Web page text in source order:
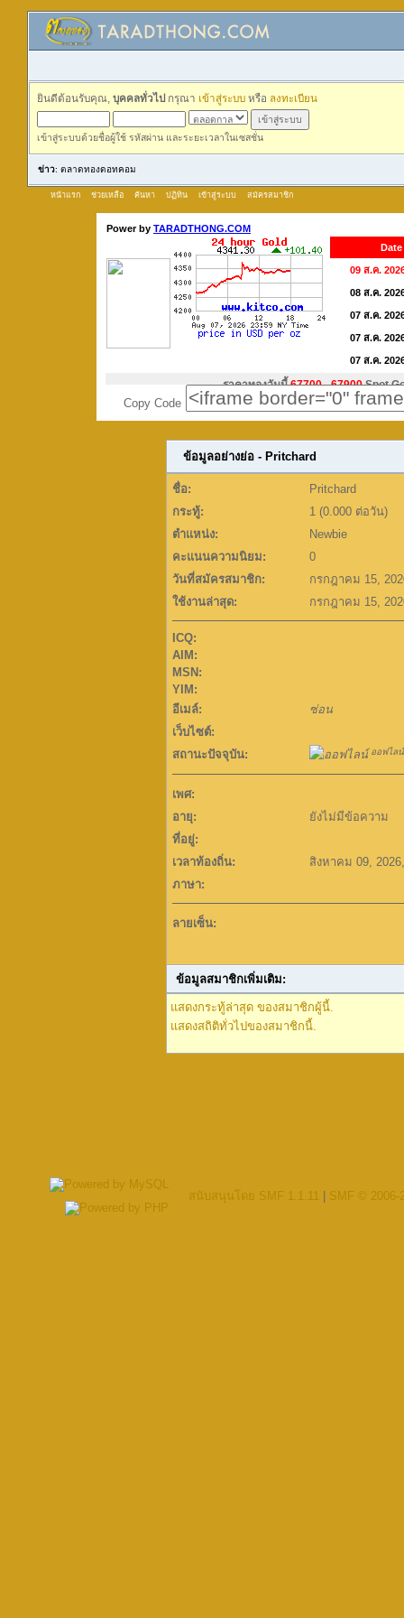
ยินดีต้อนรับคุณ, บุคคลทั่วไป กรุณา เข้าสู่ระบบ หรือ ลงทะเบียน
เข้าสู่ระบบด้วยชื่อผู้ใช้ รหัสผ่าน และระยะเวลาในเซสชั่น
ข่าว: ตลาดทองดอทคอม
หน้าแรก ช่วยเหลือ ค้นหา ปฏิทิน เข้าสู่ระบบ สมัครสมาชิก
Copy Code
ข้อมูลอย่างย่อ - Pritchard
ชื่อ:
Pritchard
กระทู้:
1 (0.000 ต่อวัน)
ตำแหน่ง:
Newbie
คะแนนความนิยม:
0
วันที่สมัครสมาชิก:
กรกฎาคม 15,
ใช้งานล่าสุด:
กรกฎาคม 15,
ICQ:
AIM:
MSN:
YIM:
อีเมล์:
ซ่อน
เว็บไซต์:
สถานะปัจจุบัน:
ออฟไลน์
เพศ:
อายุ:
ยังไม่มีข้อความ
ที่อยู่:
เวลาท้องถิ่น:
สิงหาคม 09,
ภาษา:
ลายเซ็น:
ข้อมูลสมาชิกเพิ่มเติม:
แสดงกระทู้ล่าสุด ของสมาชิกผู้นี้.
แสดงสถิติทั่วไปของสมาชิกนี้.
สนับสนุนโดย SMF 1.1.11 | SMF © 2006-